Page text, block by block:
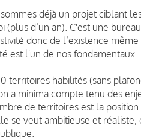
déjà un projet ciblant
d’un an). C'est une
donc de l’existence
est l'un de nos fondamentaux.
territoires habilités (sans
a minima compte tenu des
de territoires est la
se veut ambitieuse et